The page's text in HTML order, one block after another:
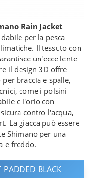
Rain Jacket
per la pesca
Il tessuto con
un'eccellente
il design 3D offre
braccia e spalle,
come i polsini
e l'orlo con
contro l'acqua,
La giacca può essere
Shimano per una
e freddo.
PADDED BLACK